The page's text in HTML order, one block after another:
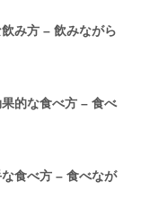
み方 – 飲みながら
的な食べ方 – 食べ
食べ方 – 食べなが